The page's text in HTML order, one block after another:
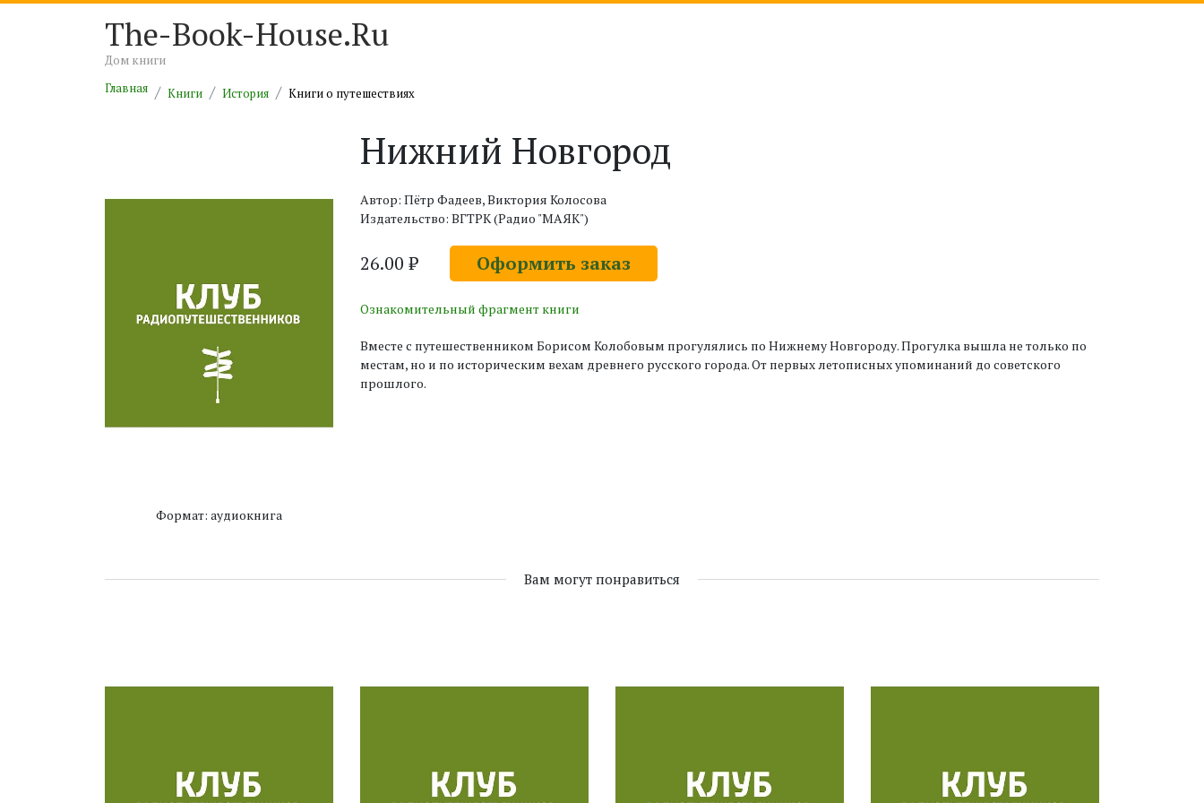
The-Book-House.Ru
Дом книги
Главная
Книги История Книги о путешествиях
Формат: аудиокнига
Нижний Новгород
Автор: Пётр Фадеев, Виктория Колосова
Издательство: ВГТРК (Радио "МАЯК")
26.00 ₽ Оформить заказ
Ознакомительный фрагмент книги
Вместе с путешественником Борисом Колобовым прогулялись по Нижнему Новгороду. Прогулка вышла не только по
местам, но и по историческим вехам древнего русского города. От первых летописных упоминаний до советского
прошлого.
Вам могут понравиться